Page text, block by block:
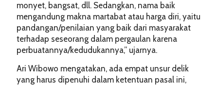
monyet, bangsat, dll. Sedangkan, nama baik
mengandung makna martabat atau harga diri, yaitu
pandangan/penilaian yang baik dari masyarakat
terhadap seseorang dalam pergaulan karena
perbuatannya/kedudukannya,” ujarnya.
Ari Wibowo mengatakan, ada empat unsur delik
yang harus dipenuhi dalam ketentuan pasal ini,